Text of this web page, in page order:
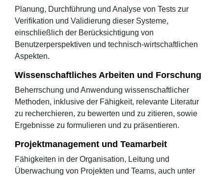
Planung, Durchführung und Analyse von Tests zur
Verifikation und Validierung dieser Systeme,
einschließlich der Berücksichtigung von
Benutzerperspektiven und technisch-wirtschaftlichen
Aspekten.
Wissenschaftliches Arbeiten und Forschung
Beherrschung und Anwendung wissenschaftlicher
Methoden, inklusive der Fähigkeit, relevante Literatur
zu recherchieren, zu bewerten und zu zitieren, sowie
Ergebnisse zu formulieren und zu präsentieren.
Projektmanagement und Teamarbeit
Fähigkeiten in der Organisation, Leitung und
Überwachung von Projekten und Teams, auch unter